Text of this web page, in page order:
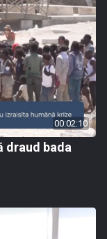
00:02:10
draud bada